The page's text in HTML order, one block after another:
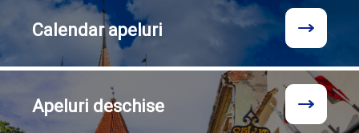
Calendarapeluri
Apeluri deschise